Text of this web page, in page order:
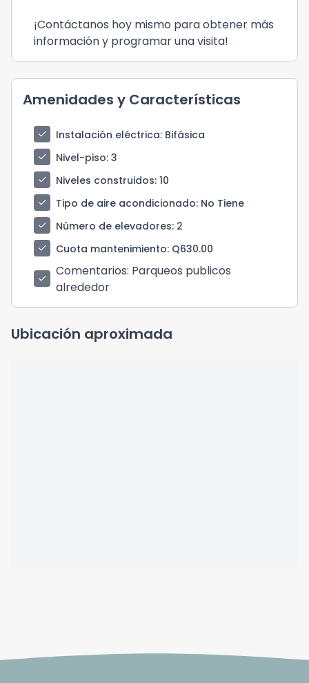
¡Contáctanos hoy mismo para obtener más
información y programar una visita!
Amenidades y Características
check Instalación eléctrica: Bifásica
check
Nivel-piso: 3
check
Niveles construidos: 10
check
Tipo de aire acondicionado: No Tiene
check
Número de elevadores: 2
check
Cuota mantenimiento: Q630.00
check Comentarios: Parqueos publicos
alrededor
Ubicación aproximada